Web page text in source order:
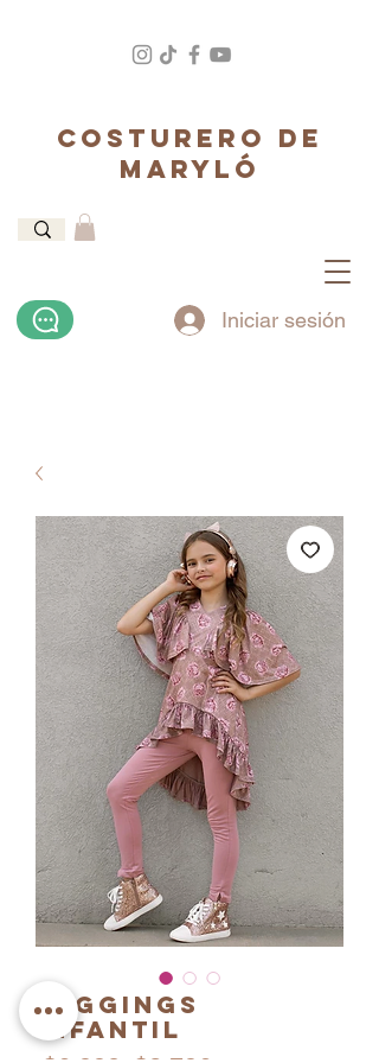
COSTURERO DE
MARYLÓ
Iniciar sesión
Leggings
Infantil